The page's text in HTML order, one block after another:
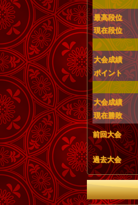
最高段位
現在段位
大会成績
ポイント
大会成績
現在勝敗
前回大会
過去大会